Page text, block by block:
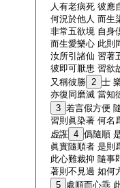
人有老病死 彼應
何況於他人 而生
非常五欲境 自身
而生愛樂心 此則
汝所引諸仙 習著
彼即可厭患 習欲
又稱彼勝 2 士
亦復同磨滅 當知
3 若言假方便
習則眞染著 何名
虚誑 4 僞隨順
眞實隨順者 是則
此心難裁抑 隨事
著則不見過 如何
5 處順而心乖